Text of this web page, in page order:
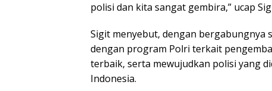
polisi dan kita sangat gembira,” ucap
Sigit menyebut, dengan bergabungnya
dengan program Polri terkait
terbaik, serta mewujudkan polisi yang
Indonesia.